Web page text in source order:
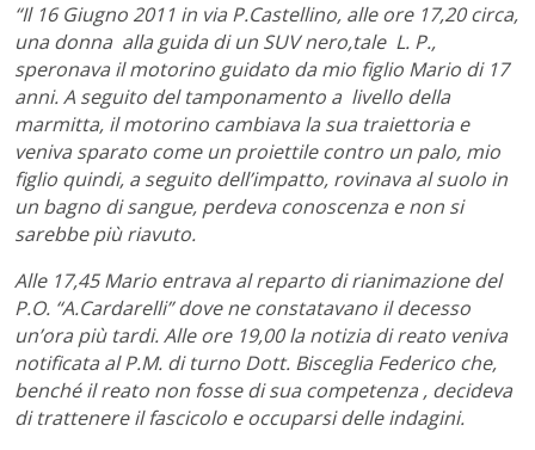
“Il 16 Giugno 2011 in via P.Castellino, alle ore 17,20 circa,
una donna alla guida di un SUV nero,tale L. P.,
speronava il motorino guidato da mio figlio Mario di 17
anni. A seguito del tamponamento a livello della
marmitta, il motorino cambiava la sua traiettoria e
veniva sparato come un proiettile contro un palo, mio
figlio quindi, a seguito dell’impatto, rovinava al suolo in
un bagno di sangue, perdeva conoscenza e non si
sarebbe più riavuto.
Alle 17,45 Mario entrava al reparto di rianimazione del
P.O. “A.Cardarelli” dove ne constatavano il decesso
un’ora più tardi. Alle ore 19,00 la notizia di reato veniva
notificata al P.M. di turno Dott. Bisceglia Federico che,
benché il reato non fosse di sua competenza , decideva
di trattenere il fascicolo e occuparsi delle indagini.